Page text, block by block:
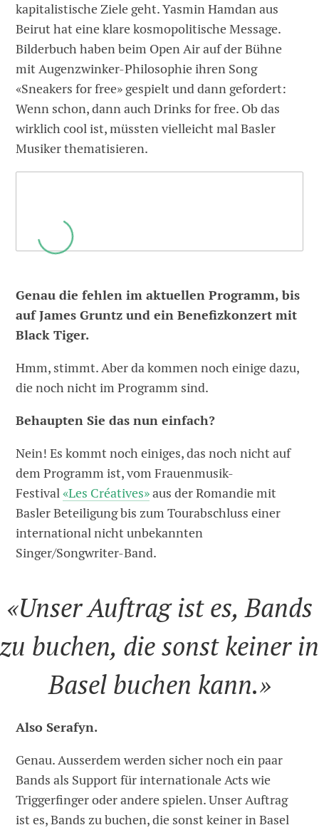
kapitalistische Ziele geht. Yasmin Hamdan aus
Beirut hat eine klare kosmopolitische Message.
Bilderbuch haben beim Open Air auf der Bühne
mit Augenzwinker-Philosophie ihren Song
«Sneakers for free» gespielt und dann gefordert:
Wenn schon, dann auch Drinks for free. Ob das
wirklich cool ist, müssten vielleicht mal Basler
Musiker thematisieren.
Genau die fehlen im aktuellen Programm, bis
auf James Gruntz und ein Benefizkonzert mit
Black Tiger.
Hmm, stimmt. Aber da kommen noch einige dazu,
die noch nicht im Programm sind.
Behaupten Sie das nun einfach?
Nein! Es kommt noch einiges, das noch nicht auf
dem Programm ist, vom Frauenmusik-
Festival«Les Créatives»aus der Romandie mit
Basler Beteiligung bis zum Tourabschluss einer
international nicht unbekannten
Singer/Songwriter-Band.
«Unser Auftrag ist es, Bands
zu buchen, die sonst keiner in
Basel buchen kann.»
Also Serafyn.
Genau. Ausserdem werden sicher noch ein paar
Bands als Support für internationale Acts wie
Triggerfinger oder andere spielen. Unser Auftrag
ist es, Bands zu buchen, die sonst keiner in Basel